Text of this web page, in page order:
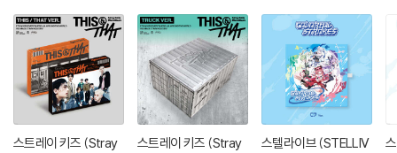
스트레이 키즈 (Stray
스트레이 키즈 (Stray
스텔라이브 (STELLIV